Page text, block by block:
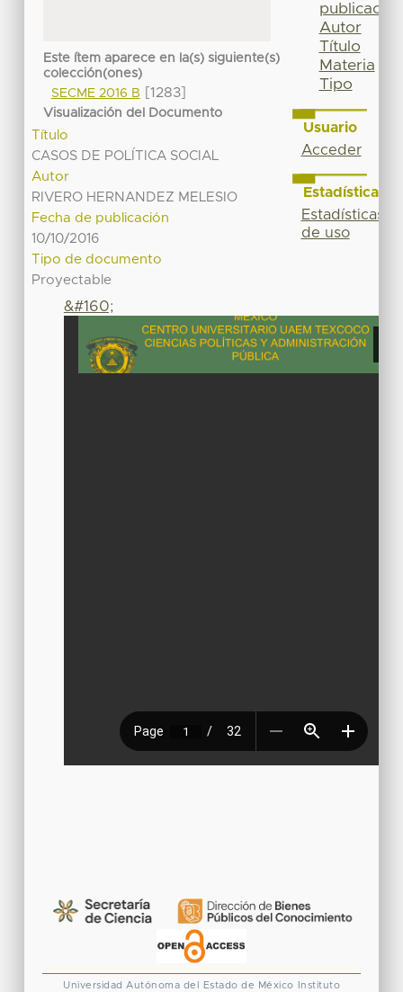
Este ítem aparece en la(s) siguiente(s)
colección(ones)
SECME 2016 B
[1283]
Visualización del Documento
Título
CASOS DE POLÍTICA SOCIAL
Autor
RIVERO HERNANDEZ MELESIO
Fecha de publicación
10/10/2016
Tipo de documento
Proyectable
&#160;
publicación
Autor
Título
Materia
Tipo
Usuario
Acceder
Estadísticas
Estadísticas
de uso
Universidad Autónoma del Estado de México Instituto